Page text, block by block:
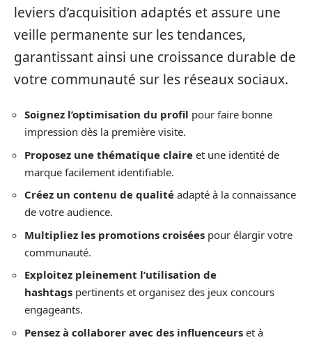
leviers d’acquisition adaptés et assure une
veille permanente sur les tendances,
garantissant ainsi une croissance durable de
votre communauté sur les réseaux sociaux.
Soignez l’optimisation du profil pour faire bonne
impression dès la première visite.
Proposez une thématique claire et une identité de
marque facilement identifiable.
Créez un contenu de qualité adapté à la connaissance
de votre audience.
Multipliez les promotions croisées pour élargir votre
communauté.
Exploitez pleinement l’utilisation de
hashtags pertinents et organisez des jeux concours
engageants.
Pensez à collaborer avec des influenceurs et à